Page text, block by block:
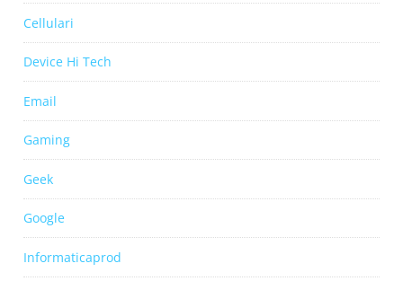
Cellulari
Device Hi Tech
Email
Gaming
Geek
Google
Informaticaprod